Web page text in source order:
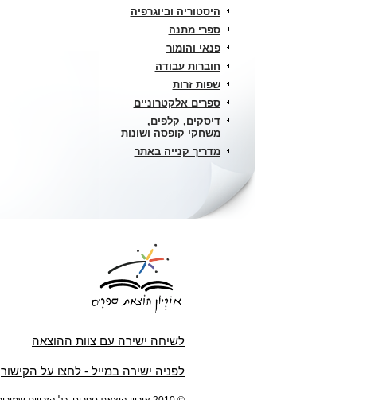
היסטוריה וביוגרפיה
ספרי מתנה
פנאי והומור
חוברות עבודה
שפות זרות
ספרים אלקטרוניים
דיסקים, קלפים,
משחקי קופסה ושונות
מדריך קנייה באתר
לשיחה ישירה עם צוות ההוצאה
לפניה ישירה במייל - לחצו על הקישור